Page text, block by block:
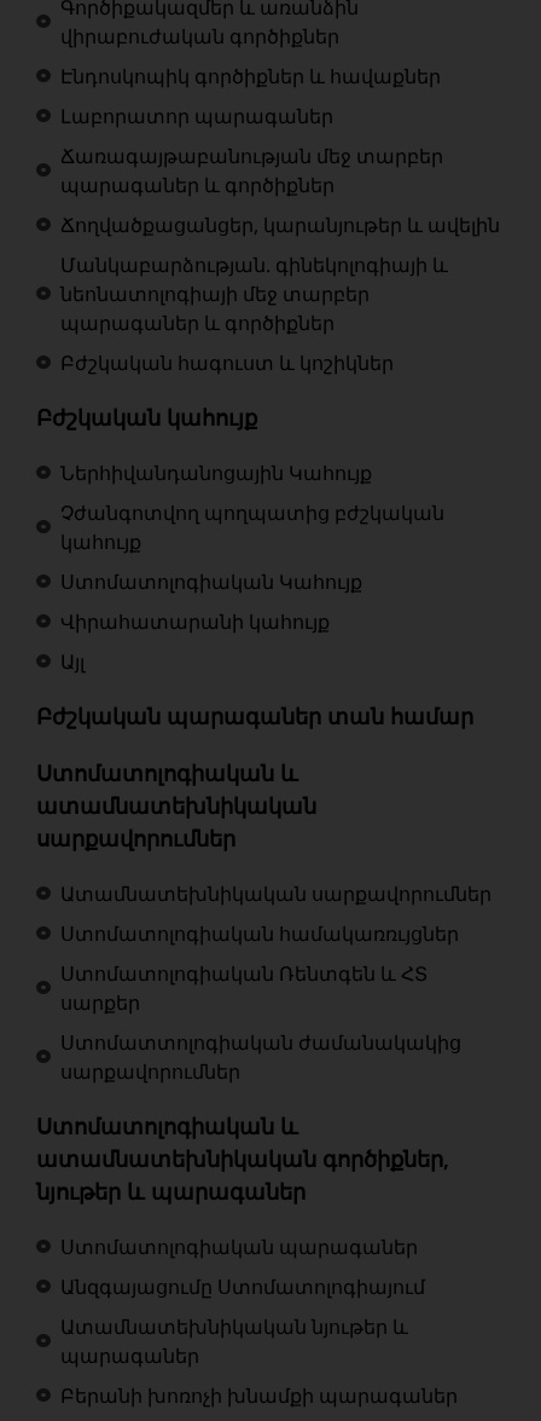
Գործիքակազմեր և առանձին
վիրաբուժական գործիքներ
Էնդոսկոպիկ գործիքներ և հավաքներ
Լաբորատոր պարագաներ
Ճառագայթաբանության մեջ տարբեր
պարագաներ և գործիքներ
Ճողվածքացանցեր, կարանյութեր և ավելին
Մանկաբարձության. գինեկոլոգիայի և
նեոնատոլոգիայի մեջ տարբեր
պարագաներ և գործիքներ
Բժշկական հագուստ և կոշիկներ
Բժշկական կահույք
Ներհիվանդանոցային Կահույք
Չժանգոտվող պողպատից բժշկական
կահույք
Ստոմատոլոգիական Կահույք
Վիրահատարանի կահույք
Այլ
Բժշկական պարագաներ տան համար
Ստոմատոլոգիական և
ատամնատեխնիկական
սարքավորումներ
Ատամնատեխնիկական սարքավորումներ
Ստոմատոլոգիական համակառռւյցներ
Ստոմատոլոգիական Ռենտգեն և ՀՏ
սարքեր
Ստոմատտոլոգիական ժամանակակից
սարքավորումներ
Ստոմատոլոգիական և
ատամնատեխնիկական գործիքներ,
նյութեր և պարագաներ
Ստոմատոլոգիական պարագաներ
Անզգայացումը Ստոմատոլոգիայում
Ատամնատեխնիկական նյութեր և
պարագաներ
Բերանի խոռոչի խնամքի պարագաներ